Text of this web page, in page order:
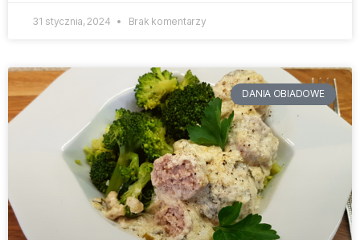
31 stycznia, 2024 Brak komentarzy
DANIA OBIADOWE